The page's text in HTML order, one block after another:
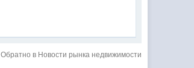
Обратно в Новости рынка недвижимости